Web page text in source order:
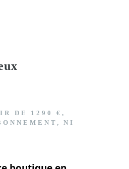
DE 1290 €,
NI